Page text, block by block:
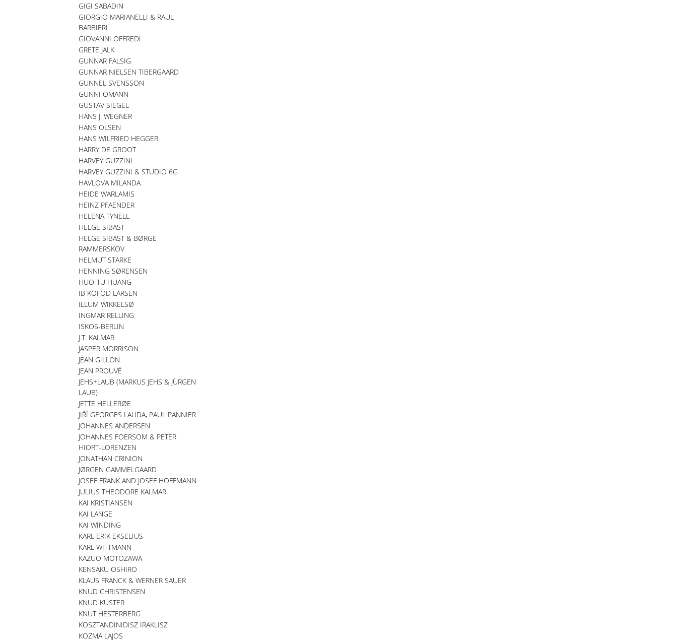
GIGI SABADIN
GIORGIO MARIANELLI & RAUL
BARBIERI
GIOVANNI OFFREDI
GRETE JALK
GUNNAR FALSIG
GUNNAR NIELSEN TIBERGAARD
GUNNEL SVENSSON
GUNNI OMANN
GUSTAV SIEGEL
HANS J. WEGNER
HANS OLSEN
HANS WILFRIED HEGGER
HARRY DE GROOT
HARVEY GUZZINI
HARVEY GUZZINI & STUDIO 6G
HAVLOVA MILANDA
HEIDE WARLAMIS
HEINZ PFAENDER
HELENA TYNELL
HELGE SIBAST
HELGE SIBAST & BØRGE
RAMMERSKOV
HELMUT STARKE
HENNING SØRENSEN
HUO-TU HUANG
IB KOFOD LARSEN
ILLUM WIKKELSØ
INGMAR RELLING
ISKOS-BERLIN
J.T. KALMAR
JASPER MORRISON
JEAN GILLON
JEAN PROUVÉ
JEHS+LAUB (MARKUS JEHS & JÜRGEN
LAUB)
JETTE HELLERØE
JIŘÍ GEORGES LAUDA, PAUL PANNIER
JOHANNES ANDERSEN
JOHANNES FOERSOM & PETER
HIORT-LORENZEN
JONATHAN CRINION
JØRGEN GAMMELGAARD
JOSEF FRANK AND JOSEF HOFFMANN
JULIUS THEODORE KALMAR
KAI KRISTIANSEN
KAI LANGE
KAI WINDING
KARL ERIK EKSELIUS
KARL WITTMANN
KAZUO MOTOZAWA
KENSAKU OSHIRO
KLAUS FRANCK & WERNER SAUER
KNUD CHRISTENSEN
KNUD KUSTER
KNUT HESTERBERG
KOSZTANDINIDISZ IRAKLISZ
KOZMA LAJOS